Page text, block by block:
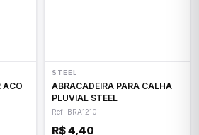
ACO
STEEL
ABRACADEIRA PARA CALHA
PLUVIAL STEEL
Ref: BRA1210
R$ 4,40